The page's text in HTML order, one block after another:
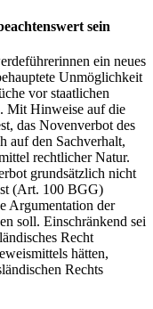
sein
ein neues
Unmöglichkeit
vor staatlichen
Mit Hinweise auf die
das Novenverbot des
auf den Sachverhalt,
rechtlicher Natur.
grundsätzlich nicht
(Art. 100 BGG)
Argumentation der
soll. Einschränkend sei
Recht
hätten,
Rechts